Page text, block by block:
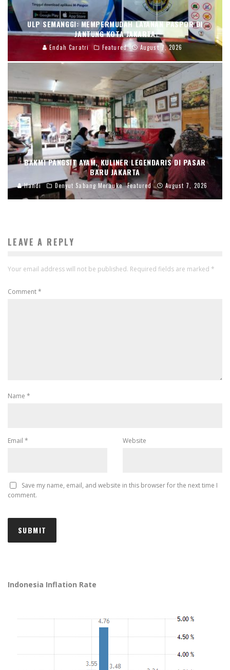
ULP SEMANGGI: MEMPERMUDAH LAYANAN PASPOR DI
JANTUNG KOTA JAKARTA
Endah Caratri Featured August 7, 2026
BAKMI PANGSIT AYAM, KULINER LEGENDARIS DI PASAR
BARU JAKARTA
Handi Denyut Sabang Merauke Featured August 7, 2026
LEAVE A REPLY
Your email address will not be published. Required fields are marked *
Comment*
Name *
Email * Website
Save my name, email, and website in this browser for the next time I
comment.
Indonesia Inflation Rate